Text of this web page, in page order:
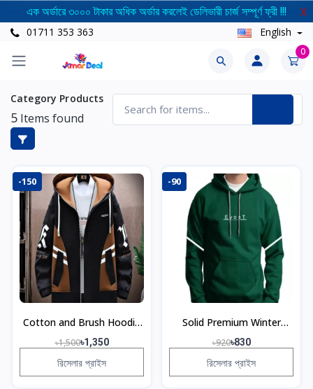
এক অর্ডারে ৩০০০ টাকার অধিক অর্ডার করলেই ডেলিভারী চার্জ সম্পূর্ণ ফ্রী !!! X
01711 353 363 English
0
Category Products
5 Items found
-150
Cotton and Brush Hoodie
Jacket
৳1,500৳1,350
রিসেলার প্রাইস
-90
Solid Premium Winter
Hoodie For Men
৳920৳830
রিসেলার প্রাইস